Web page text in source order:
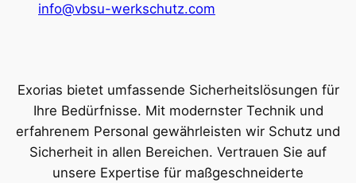
info@vbsu-werkschutz.com
Exorias bietet umfassende Sicherheitslösungen für
Ihre Bedürfnisse. Mit modernster Technik und
erfahrenem Personal gewährleisten wir Schutz und
Sicherheit in allen Bereichen. Vertrauen Sie auf
unsere Expertise für maßgeschneiderte